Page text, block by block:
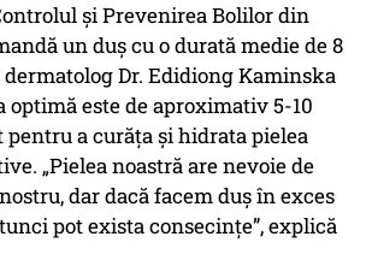
și Prevenirea Bolilor din
un duș cu o durată medie de 8
Dr. Edidiong Kaminska
optimă este de aproximativ 5-10
a curăța și hidrata pielea
„Pielea noastră are nevoie de
dar dacă facem duș în exces
pot exista consecințe”, explică